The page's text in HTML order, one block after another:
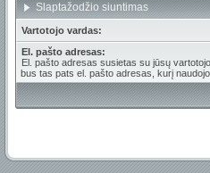
Slaptažodžio siuntimas
Vartotojo vardas:
El. pašto adresas:
El. pašto adresas susietas su jūsų
bus tas pats el. pašto adresas, kurį